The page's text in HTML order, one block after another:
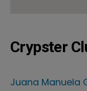
Crypster
Juana Manuela